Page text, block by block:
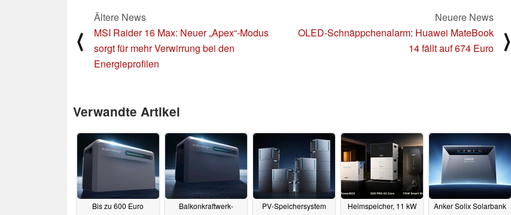
⟨
Ältere News
MSI Raider 16 Max: Neuer „Apex“-Modus
sorgt für mehr Verwirrung bei den
Energieprofilen
Neuere News
OLED-Schnäppchenalarm: Huawei MateBook
14 fällt auf 674 Euro
⟩
Verwandte Artikel
Bis zu 600 Euro
Balkonkraftwerk-
PV-Speichersystem
Heimspeicher, 11 kW
Anker Solix Solarbank